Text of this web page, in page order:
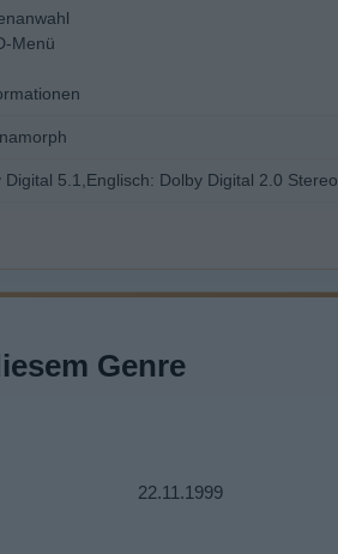
Menü
Digital 5.1,Englisch: Dolby Digital 2.0 Stereo
Genre
22.11.1999